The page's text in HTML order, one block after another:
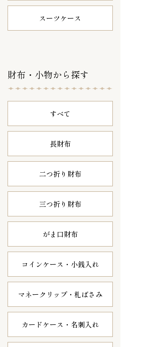
スーツケース
財布・小物から探す
すべて
長財布
二つ折り財布
三つ折り財布
がま口財布
コインケース・ 小銭入れ
マネークリップ・ 札ばさみ
カードケース・ 名刺入れ